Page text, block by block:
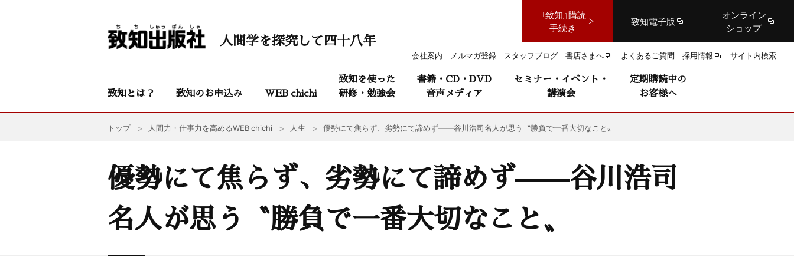
『致知』購読
手続き
致知電子版
オンライン
ショップ
会社案内 メルマガ登録 スタッフブログ 書店さまへ よくあるご質問 採用情報 サイト内検索
人間学を探究して四十八年
致知とは？ 致知のお申込み WEB chichi
致知を使った
研修・勉強会
書籍・CD・DVD
音声メディア
セミナー・イベント・
講演会
定期購読中の
お客様へ
トップ 人間力・仕事力を高めるWEB chichi 人生 優勢にて焦らず、劣勢にて諦めず——谷川浩司名人が思う〝勝負で一番大切なこと〟
優勢にて焦らず、劣勢にて諦めず——谷川浩司
名人が思う〝勝負で一番大切なこと〟